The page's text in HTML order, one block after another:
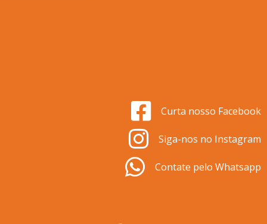
Curta nosso Facebook
Siga-nos no Instagram
Contate pelo Whatsapp